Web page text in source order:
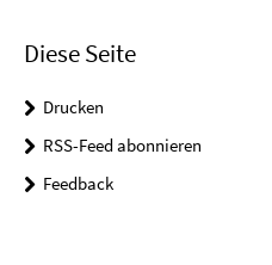
Diese Seite
Drucken
RSS-Feed abonnieren
Feedback